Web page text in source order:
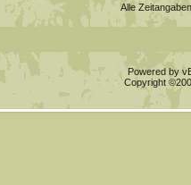
Alle
Powered by
Copyright